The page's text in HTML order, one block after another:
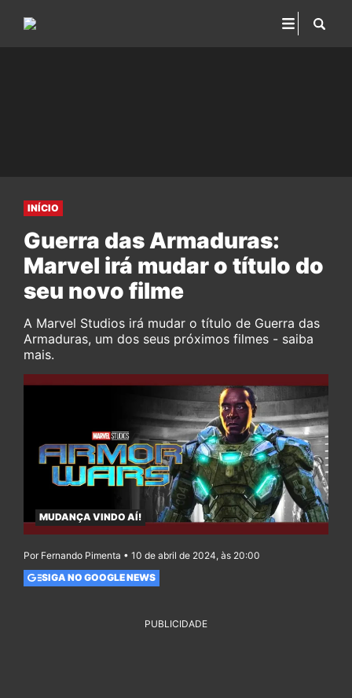
INÍCIO
Guerra das Armaduras:
Marvel irá mudar o título do
seu novo filme
A Marvel Studios irá mudar o título de Guerra das
Armaduras, um dos seus próximos filmes - saiba
mais.
MUDANÇA VINDO AÍ!
Por Fernando Pimenta • 10 de abril de 2024, às 20:00
SIGA NO GOOGLE NEWS
PUBLICIDADE